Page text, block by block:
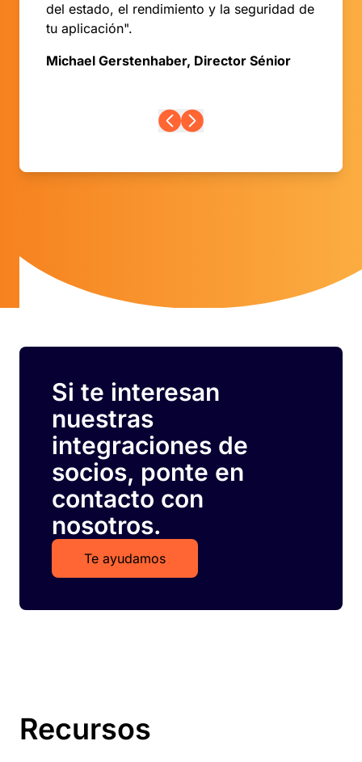
del estado, el rendimiento y la seguridad de
tu aplicación".
Michael Gerstenhaber, Director Sénior
Si te interesan
nuestras
integraciones de
socios, ponte en
contacto con
nosotros.
Te ayudamos
Recursos